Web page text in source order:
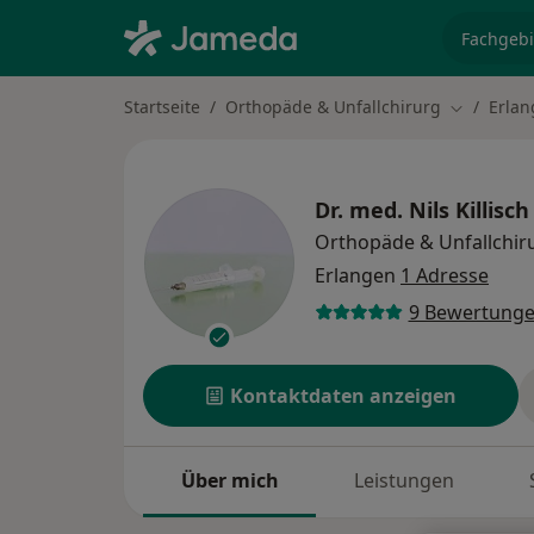
Startseite Orthopäde & Unfallchirurg Stadt
Dr. med. Nils Killisch
Orthopäde &
Erlangen 1 Adresse
9
Kontaktdaten anzeigen
Über mich Leistungen